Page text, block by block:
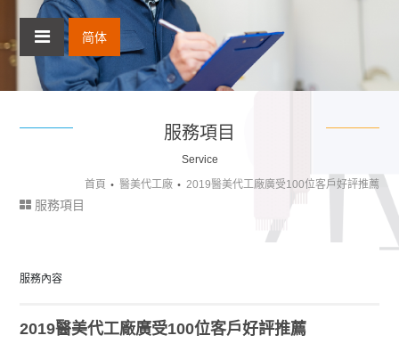
简体
服務項目
Service
首頁
醫美代工廠 2019醫美代工廠廣受100位客戶好評推薦
服務項目
服務內容
2019醫美代工廠廣受100位客戶好評推薦